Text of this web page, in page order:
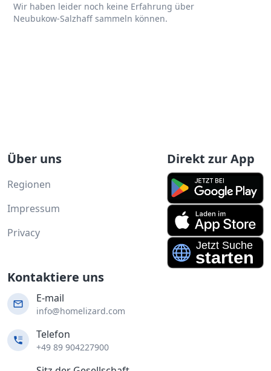
Wir haben leider noch keine Erfahrung über
Neubukow-Salzhaff sammeln können.
Über uns
Regionen
Impressum
Privacy
Direkt zur App
Kontaktiere uns
E-mail
info@homelizard.com
Telefon
+49 89 904227900